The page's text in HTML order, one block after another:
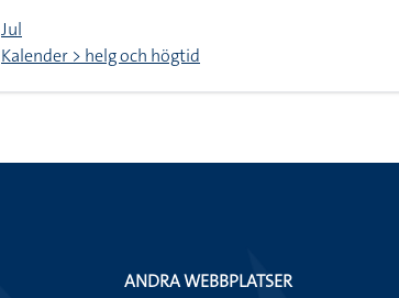
Jul
Kalender > helg och högtid
ANDRA WEBBPLATSER